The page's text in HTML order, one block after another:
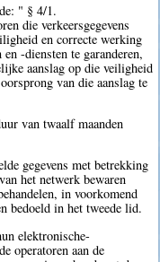
" § 4/1.
die verkeersgegevens
en correcte werking
-diensten te garanderen,
aanslag op die veiligheid
van die aanslag te
van twaalf maanden
gegevens met betrekking
het netwerk bewaren
in voorkomend
bedoeld in het tweede lid.
elektronische-
operatoren aan de